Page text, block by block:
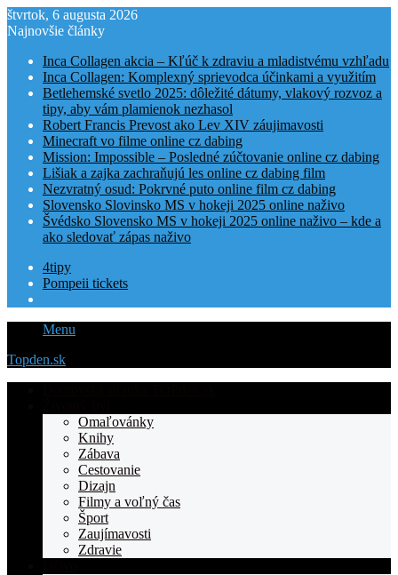
štvrtok, 6 augusta 2026
Najnovšie články
Inca Collagen akcia – Kľúč k zdraviu a mladistvému vzhľadu
Inca Collagen: Komplexný sprievodca účinkami a využitím
Betlehemské svetlo 2025: dôležité dátumy, vlakový rozvoz a
tipy, aby vám plamienok nezhasol
Robert Francis Prevost ako Lev XIV záujimavosti
Minecraft vo filme online cz dabing
Mission: Impossible – Posledné zúčtovanie online cz dabing
Lišiak a zajka zachraňujú les online cz dabing film
Nezvratný osud: Pokrvné puto online film cz dabing
Slovensko Slovinsko MS v hokeji 2025 online naživo
Švédsko Slovensko MS v hokeji 2025 online naživo – kde a
ako sledovať zápas naživo
4tipy
Pompeii tickets
Menu
Topden.sk
Omaľovánky
Knihy
Zábava
Cestovanie
Dizajn
Filmy a voľný čas
Šport
Zaujímavosti
Zdravie